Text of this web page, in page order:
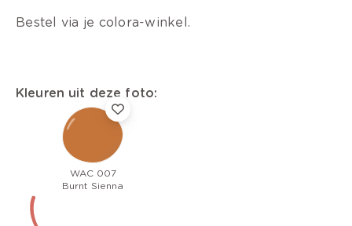
Bestel via je colora-winkel.
Kleuren uit deze foto:
WAC 007
Burnt Sienna